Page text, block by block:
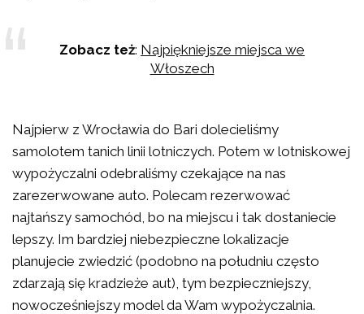
Zobacz też: Najpiękniejsze miejsca we
Włoszech
Najpierw z Wrocławia do Bari dolecieliśmy
samolotem tanich linii lotniczych. Potem w lotniskowej
wypożyczalni odebraliśmy czekające na nas
zarezerwowane auto. Polecam rezerwować
najtańszy samochód, bo na miejscu i tak dostaniecie
lepszy. Im bardziej niebezpieczne lokalizacje
planujecie zwiedzić (podobno na południu często
zdarzają się kradzieże aut), tym bezpieczniejszy,
nowocześniejszy model da Wam wypożyczalnia.